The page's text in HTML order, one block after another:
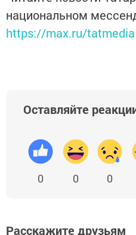
национальном
https://max.ru/tatmedia
Оставляйте
0 0 0
Расскажите друзьям